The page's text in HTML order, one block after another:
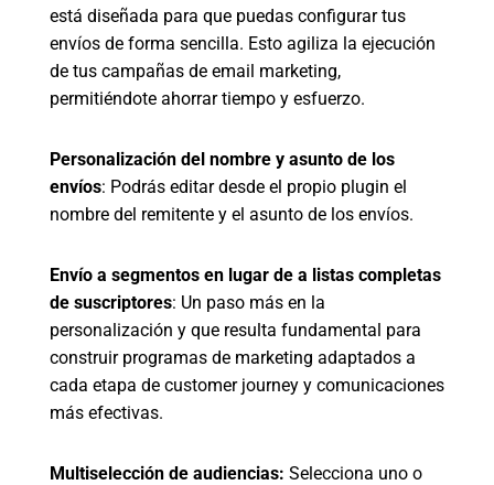
está diseñada para que puedas configurar tus
envíos de forma sencilla. Esto agiliza la ejecución
de tus campañas de email marketing,
permitiéndote ahorrar tiempo y esfuerzo.
Personalización del nombre y asunto de los
envíos: Podrás editar desde el propio plugin el
nombre del remitente y el asunto de los envíos.
Envío a segmentos en lugar de a listas completas
de suscriptores: Un paso más en la
personalización y que resulta fundamental para
construir programas de marketing adaptados a
cada etapa de customer journey y comunicaciones
más efectivas.
Multiselección de audiencias: Selecciona uno o